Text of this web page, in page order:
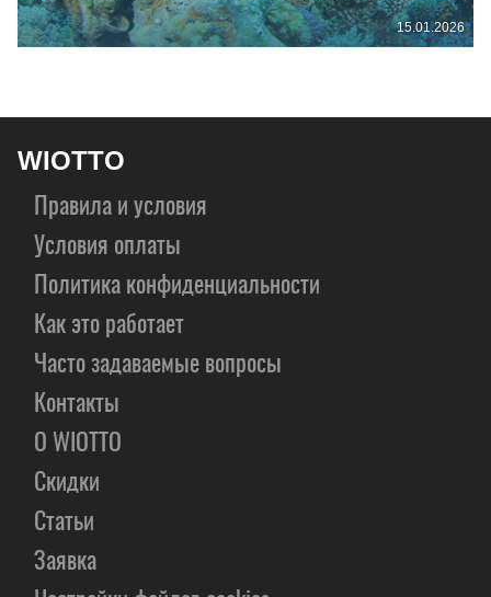
15.01.2026
WIOTTO
Правила и условия
Условия оплаты
Политика конфиденциальности
Как это работает
Часто задаваемые вопросы
Контакты
О WIOTTO
Скидки
Статьи
Заявка